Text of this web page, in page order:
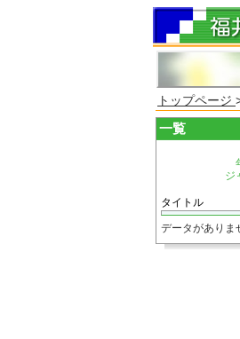
トップページ
一覧
ジ
タイトル
データがありま